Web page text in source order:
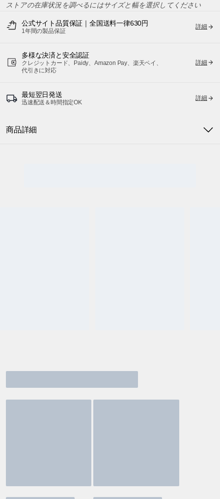
ストアの在庫状況を調べるにはサイズと幅を選択してください
公式サイト品質保証｜全国送料一律630円
1年間の製品保証
詳細
多様な決済と安全認証
クレジットカード、Paidy、Amazon Pay、楽天ペイ、
代引きに対応
詳細
最短翌日発送
迅速配送＆時間指定OK
詳細
商品詳細